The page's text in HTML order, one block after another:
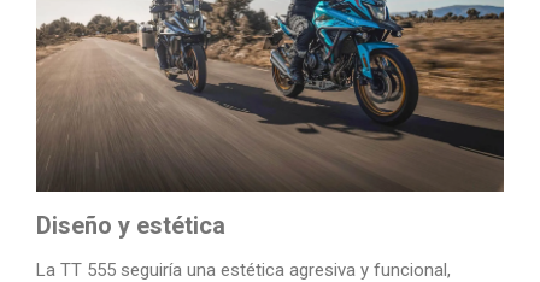
Diseño y estética
La TT 555 seguiría una estética agresiva y funcional,